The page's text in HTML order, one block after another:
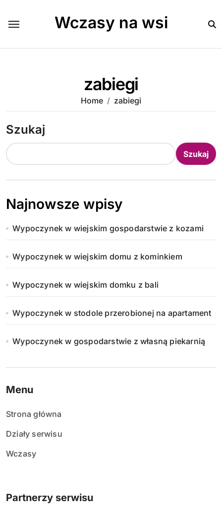
content
Wczasy na wsi
zabiegi
Home zabiegi
Szukaj
Szukaj
Najnowsze wpisy
Wypoczynek w wiejskim gospodarstwie z kozami
Wypoczynek w wiejskim domu z kominkiem
Wypoczynek w wiejskim domku z bali
Wypoczynek w stodole przerobionej na apartament
Wypoczynek w gospodarstwie z własną piekarnią
Menu
Strona główna
Działy serwisu
Wczasy
Partnerzy serwisu